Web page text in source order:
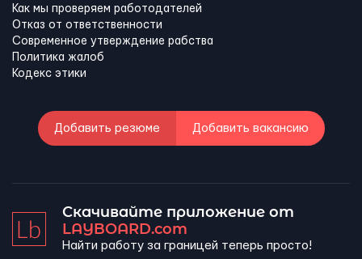
Как мы проверяем работодателей
Отказ от ответственности
Современное утверждение рабства
Политика жалоб
Кодекс этики
Добавить резюме Добавить вакансию
Скачивайте приложение от
LAYBOARD.com
Найти работу за границей теперь просто!